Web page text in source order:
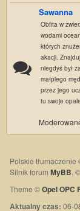
Sawanna
Obfita w
wodami
których
akacji.
niegdyś był
małpiego
przez jego
tu swoje
Polskie
Silnik forum MyBB,
Theme ©Opel OPC
Aktualny czas: 06-